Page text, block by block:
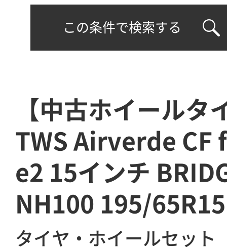
この条件で検索する
【中古ホイールタ
TWS Airverde CF
e2 15インチ
NH100 195/65R15
タイヤ・ホイールセット